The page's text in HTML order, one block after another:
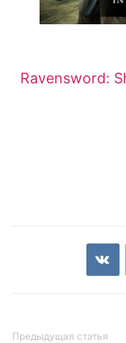
Ravensword:
Предыдущая статья